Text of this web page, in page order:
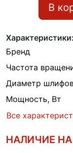
В
Характеристики:
Бренд
Частота
Диаметр
Мощность, Вт
Все
НАЛИЧИЕ